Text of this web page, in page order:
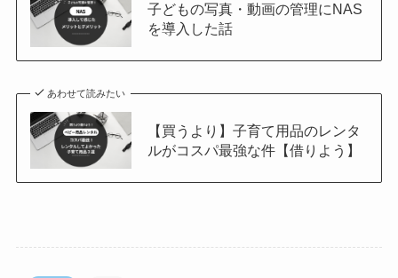
子どもの写真・動画の管理にNAS
を導入した話
あわせて読みたい
【買うより】子育て用品のレンタ
ルがコスパ最強な件【借りよう】